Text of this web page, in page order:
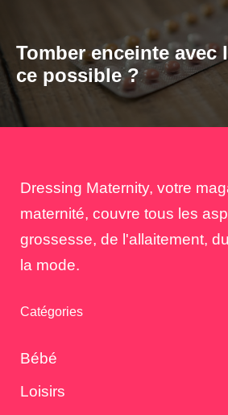
Tomber enceinte avec
ce possible ?
Dressing Maternity, votre
maternité, couvre tous les
grossesse, de l'allaitement,
la mode.
Catégories
Bébé
Loisirs